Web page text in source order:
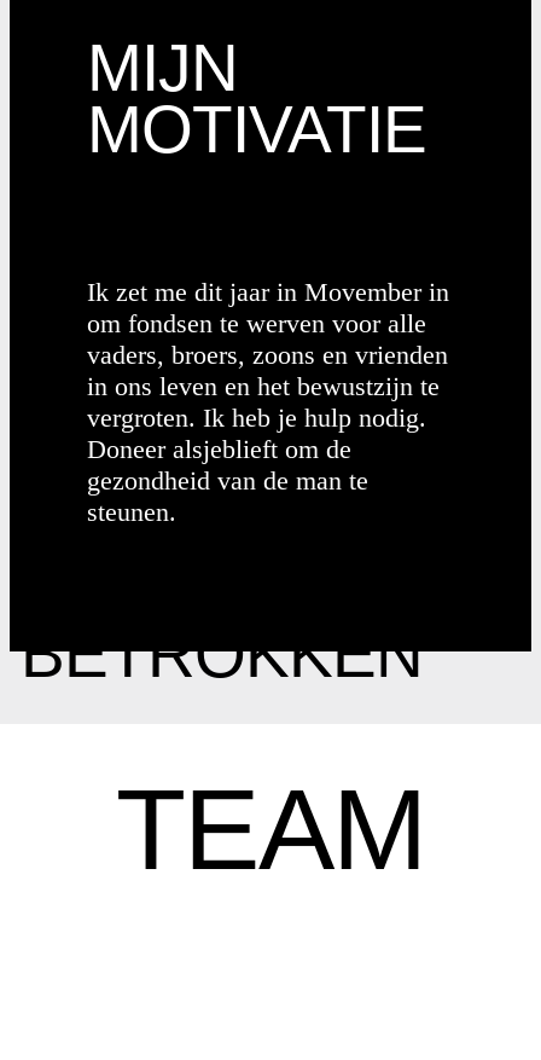
MIJN
MOTIVATIE
Ik zet me dit jaar in Movember in
om fondsen te werven voor alle
vaders, broers, zoons en vrienden
in ons leven en het bewustzijn te
vergroten. Ik heb je hulp nodig.
Doneer alsjeblieft om de
gezondheid van de man te
steunen.
BETROKKEN
TEAM